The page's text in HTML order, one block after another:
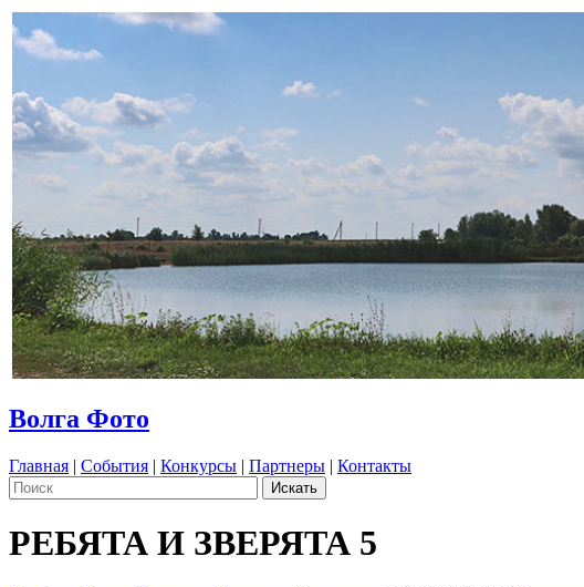
Волга Фото
Главная | События | Конкурсы | Партнеры | Контакты
РЕБЯТА И ЗВЕРЯТА 5